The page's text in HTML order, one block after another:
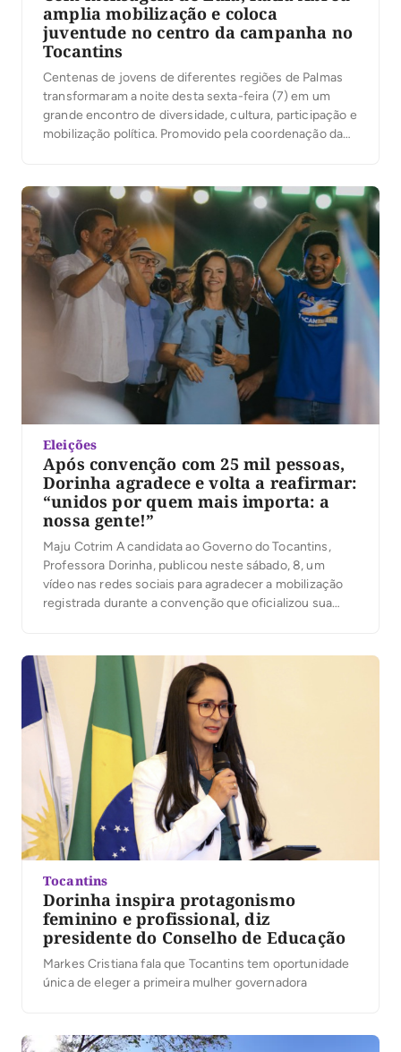
amplia mobilização e coloca
juventude no centro da campanha no
Tocantins
Centenas de jovens de diferentes regiões de Palmas
transformaram a noite desta sexta-feira (7) em um
grande encontro de diversidade, cultura, participação e
mobilização política. Promovido pela coordenação da
o evento reuniu jovens de Palmas em torno de […]
Eleições
Após convenção com 25 mil pessoas,
Dorinha agradece e volta a reafirmar:
“unidos por quem mais importa: a
nossa gente!”
Maju Cotrim A candidata ao Governo do Tocantins,
Professora Dorinha, publicou neste sábado, 8, um
vídeo nas redes sociais para agradecer a mobilização
registrada durante a convenção que oficializou sua
destacou a presença das caravanas, lideranças e
apoiadores que participaram […]
Tocantins
Dorinha inspira protagonismo
feminino e profissional, diz
presidente do Conselho de Educação
Markes Cristiana fala que Tocantins tem oportunidade
única de eleger a primeira mulher governadora